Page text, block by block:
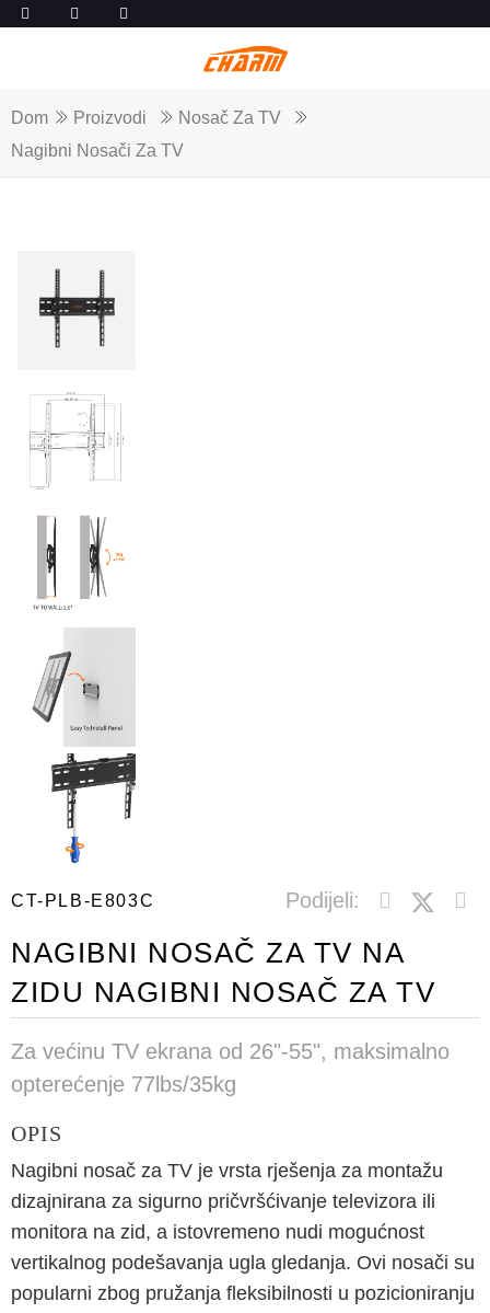
Dom Proizvodi
Nosač Za TV
Nagibni Nosači Za TV
CT-PLB-E803C Podijeli:
NAGIBNI NOSAČ ZA TV NA
ZIDU NAGIBNI NOSAČ ZA TV
Za većinu TV ekrana od 26"-55", maksimalno
opterećenje 77lbs/35kg
OPIS
Nagibni nosač za TV je vrsta rješenja za montažu
dizajnirana za sigurno pričvršćivanje televizora ili
monitora na zid, a istovremeno nudi mogućnost
vertikalnog podešavanja ugla gledanja. Ovi nosači su
popularni zbog pružanja fleksibilnosti u pozicioniranju